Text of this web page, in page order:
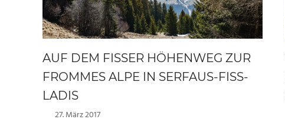
AUF DEM FISSER HÖHENWEG ZUR
FROMMES ALPE IN SERFAUS-FISS-
LADIS
27. März 2017